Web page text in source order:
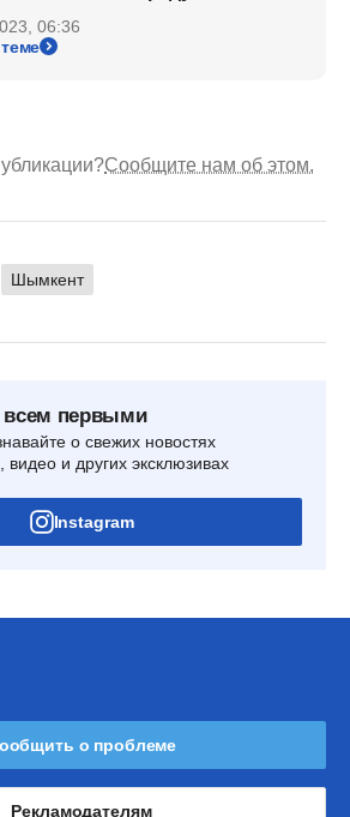
06:36
Сообщите нам об этом.
Шымкент
всем первыми
о свежих новостях
видео и других эксклюзивах
Instagram
о проблеме
Рекламодателям